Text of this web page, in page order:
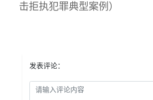
击拒执犯罪典型案例）
发表评论：